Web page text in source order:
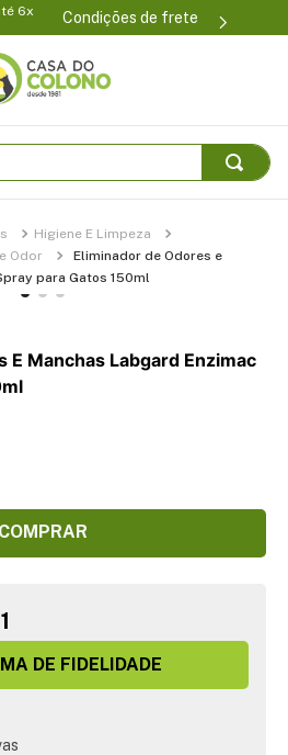
6x
Condições de frete
Higiene E Limpeza
Odor
Eliminador de Odores e
para Gatos 150ml
E Manchas Labgard Enzimac
COMPRAR
DE FIDELIDADE